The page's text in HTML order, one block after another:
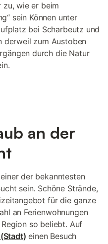
zu, wie er beim
sein Können unter
bei Scharbeutz und
derweil zum Austoben
durch die Natur
an der
der bekanntesten
sein. Schöne Strände,
für die ganze
an Ferienwohnungen
so beliebt. Auf
einen Besuch